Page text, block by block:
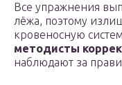
Все упражнения
лёжа, поэтому
кровеносную
методисты
наблюдают за